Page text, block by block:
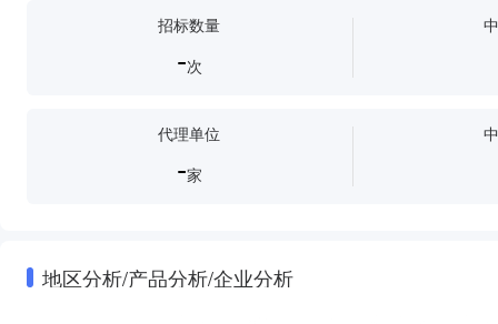
招标数量
-次
代理单位
-家
地区分析/产品分析/企业分析